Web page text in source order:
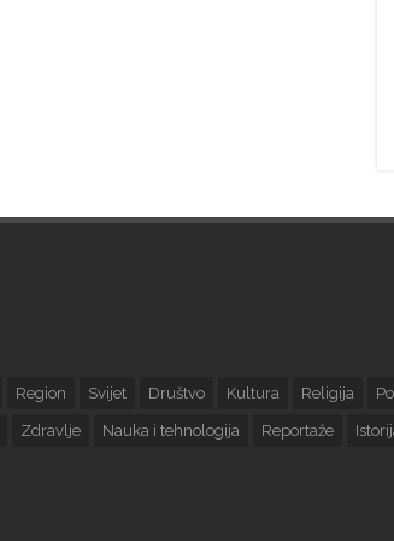
Region Svijet Društvo Kultura Religija
Zdravlje Nauka i tehnologija Reportaže